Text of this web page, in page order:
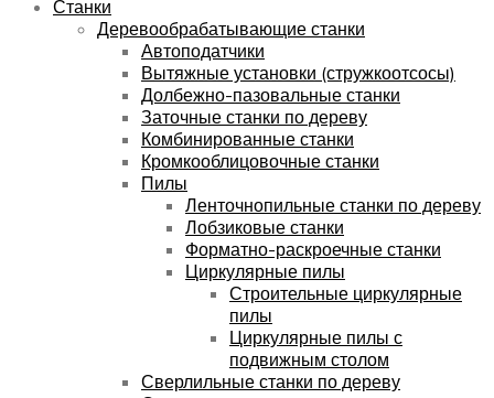
Станки
Деревообрабатывающие станки
Автоподатчики
Вытяжные установки (стружкоотсосы)
Долбежно-пазовальные станки
Заточные станки по дереву
Комбинированные станки
Кромкооблицовочные станки
Пилы
Ленточнопильные станки по дереву
Лобзиковые станки
Форматно-раскроечные станки
Циркулярные пилы
Строительные циркулярные
пилы
Циркулярные пилы с
подвижным столом
Сверлильные станки по дереву